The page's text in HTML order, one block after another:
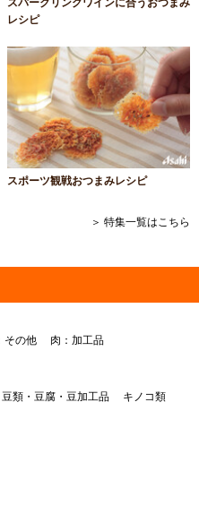
スパークリングワインに合うおつまみ
レシピ
スポーツ観戦おつまみレシピ
＞ 特集一覧はこちら
その他 肉：加工品
豆類・豆腐・豆加工品
キノコ類